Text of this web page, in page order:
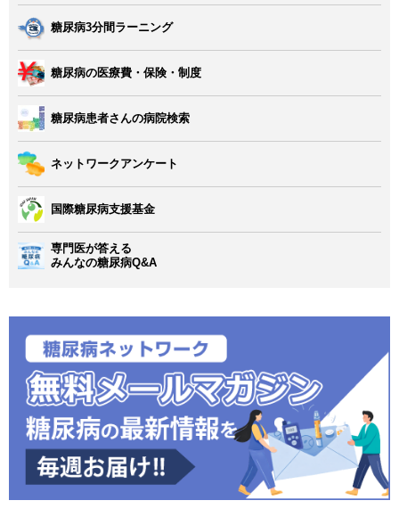
糖尿病3分間ラーニング
糖尿病の医療費・保険・制度
糖尿病患者さんの病院検索
ネットワークアンケート
国際糖尿病支援基金
専門医が答える
みんなの糖尿病Q&A